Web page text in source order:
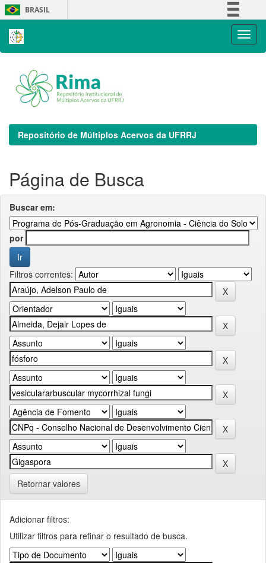
Skip
navigation
BRASIL
Repositório de Múltiplos Acervos da UFRRJ
Página de Busca
Buscar em:
por
Filtros correntes:
Retornar valores
Adicionar filtros:
Utilizar filtros para refinar o resultado de busca.